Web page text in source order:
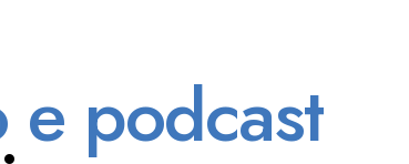
e podcast